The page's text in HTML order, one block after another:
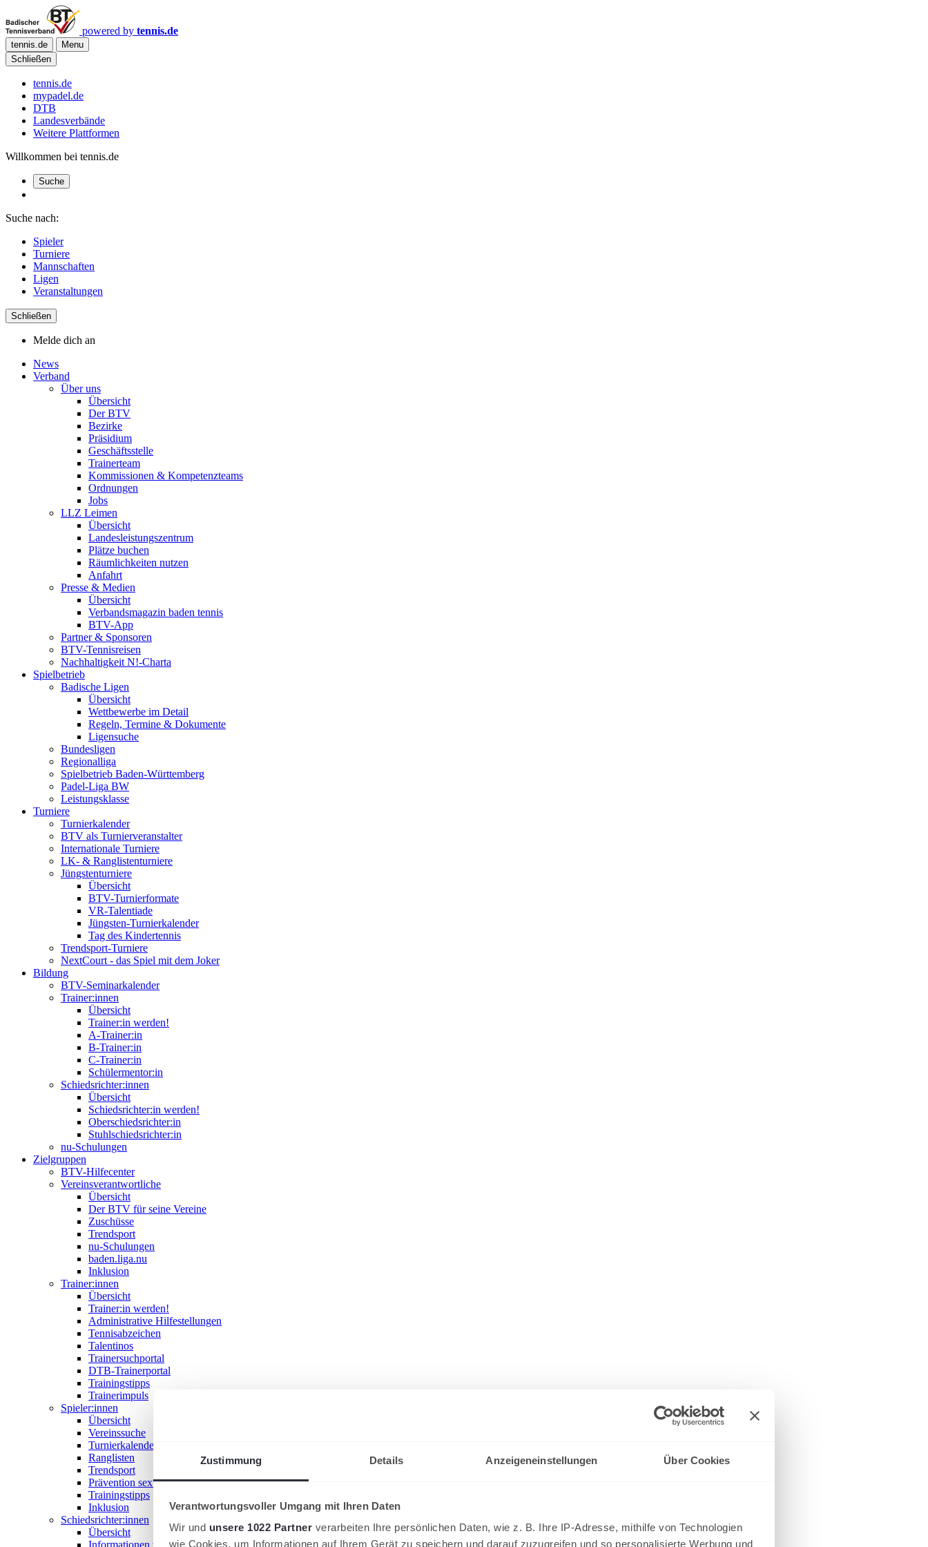
Zustimmung Details Anzeigeneinstellungen Über Cookies
Verantwortungsvoller Umgang mit Ihren Daten
Wir und unsere 1022 Partner verarbeiten Ihre persönlichen Daten, wie z. B. Ihre IP-Adresse, mithilfe von Technologien
wie Cookies, um Informationen auf Ihrem Gerät zu speichern und darauf zuzugreifen und so personalisierte Werbung und
powered by tennis.de
tennis.de
Menu
Schließen
tennis.de
mypadel.de
DTB
Landesverbände
Weitere Plattformen
Willkommen bei tennis.de
Suche
Suche nach:
Spieler
Turniere
Mannschaften
Ligen
Veranstaltungen
Schließen
Melde dich an
News
Verband
Über uns
Übersicht
Der BTV
Bezirke
Präsidium
Geschäftsstelle
Trainerteam
Kommissionen & Kompetenzteams
Ordnungen
Jobs
LLZ Leimen
Übersicht
Landesleistungszentrum
Plätze buchen
Räumlichkeiten nutzen
Anfahrt
Presse & Medien
Übersicht
Verbandsmagazin baden tennis
BTV-App
Partner & Sponsoren
BTV-Tennisreisen
Nachhaltigkeit N!-Charta
Spielbetrieb
Badische Ligen
Übersicht
Wettbewerbe im Detail
Regeln, Termine & Dokumente
Ligensuche
Bundesligen
Regionalliga
Spielbetrieb Baden-Württemberg
Padel-Liga BW
Leistungsklasse
Turniere
Turnierkalender
BTV als Turnierveranstalter
Internationale Turniere
LK- & Ranglistenturniere
Jüngstenturniere
Übersicht
BTV-Turnierformate
VR-Talentiade
Jüngsten-Turnierkalender
Tag des Kindertennis
Trendsport-Turniere
NextCourt - das Spiel mit dem Joker
Bildung
BTV-Seminarkalender
Trainer:innen
Übersicht
Trainer:in werden!
A-Trainer:in
B-Trainer:in
C-Trainer:in
Schülermentor:in
Schiedsrichter:innen
Übersicht
Schiedsrichter:in werden!
Oberschiedsrichter:in
Stuhlschiedsrichter:in
nu-Schulungen
Zielgruppen
BTV-Hilfecenter
Vereinsverantwortliche
Übersicht
Der BTV für seine Vereine
Zuschüsse
Trendsport
nu-Schulungen
baden.liga.nu
Inklusion
Trainer:innen
Übersicht
Trainer:in werden!
Administrative Hilfestellungen
Tennisabzeichen
Talentinos
Trainersuchportal
DTB-Trainerportal
Trainingstipps
Trainerimpuls
Spieler:innen
Übersicht
Vereinssuche
Turnierkalender
Ranglisten
Trendsport
Prävention sexualisierter Gewalt
Trainingstipps
Inklusion
Schiedsrichter:innen
Übersicht
Informationen zum Schiedsrichterwesen